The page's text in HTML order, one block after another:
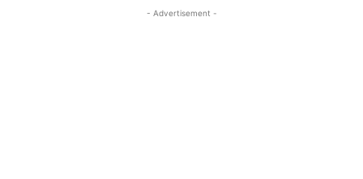
- Advertisement -